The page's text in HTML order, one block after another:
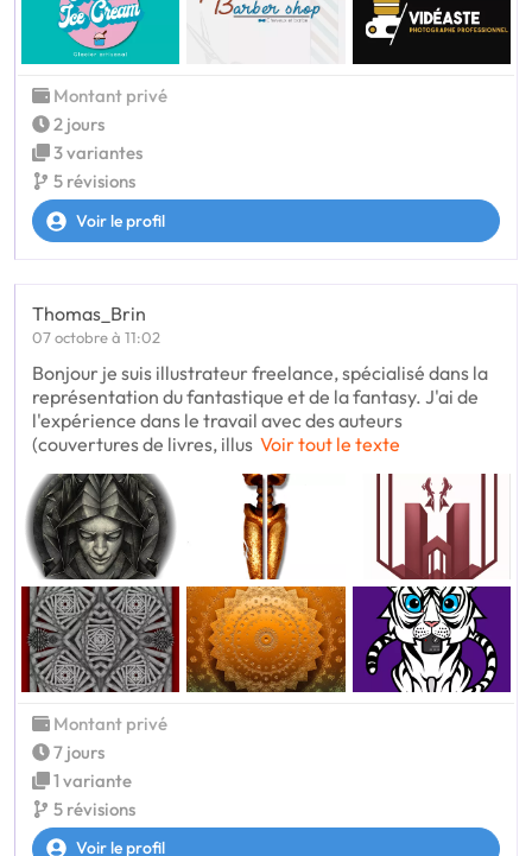
Montant privé
2 jours
3 variantes
5 révisions
Voir le profil
Thomas_Brin
07 octobre à 11:02
Bonjour je suis illustrateur freelance, spécialisé dans la
représentation du fantastique et de la fantasy. J'ai de
l'expérience dans le travail avec des auteurs
(couvertures de livres, illus Voir tout le texte
Montant privé
7 jours
1 variante
5 révisions
Voir le profil